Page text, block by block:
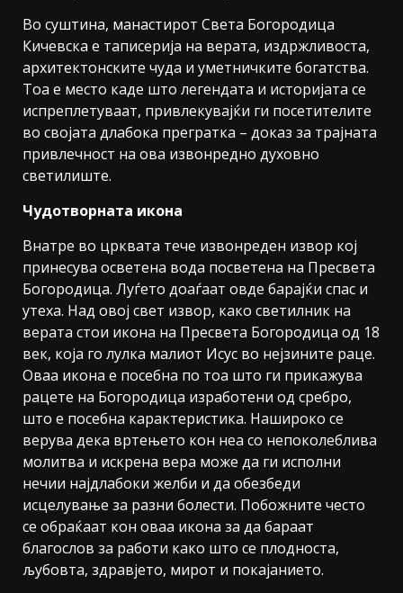
Во суштина, манастирот Света Богородица
Кичевска е таписерија на верата, издржливоста,
архитектонските чуда и уметничките богатства.
Тоа е место каде што легендата и историјата се
испреплетуваат, привлекувајќи ги посетителите
во својата длабока прегратка – доказ за трајната
привлечност на ова извонредно духовно
светилиште.
Чудотворната икона
Внатре во црквата тече извонреден извор кој
принесува осветена вода посветена на Пресвета
Богородица. Луѓето доаѓаат овде барајќи спас и
утеха. Над овој свет извор, како светилник на
верата стои икона на Пресвета Богородица од 18
век, која го лулка малиот Исус во нејзините раце.
Оваа икона е посебна по тоа што ги прикажува
рацете на Богородица изработени од сребро,
што е посебна карактеристика. Нашироко се
верува дека вртењето кон неа со непоколеблива
молитва и искрена вера може да ги исполни
нечии најдлабоки желби и да обезбеди
исцелување за разни болести. Побожните често
се обраќаат кон оваа икона за да бараат
благослов за работи како што се плодноста,
љубовта, здравјето, мирот и покајанието.